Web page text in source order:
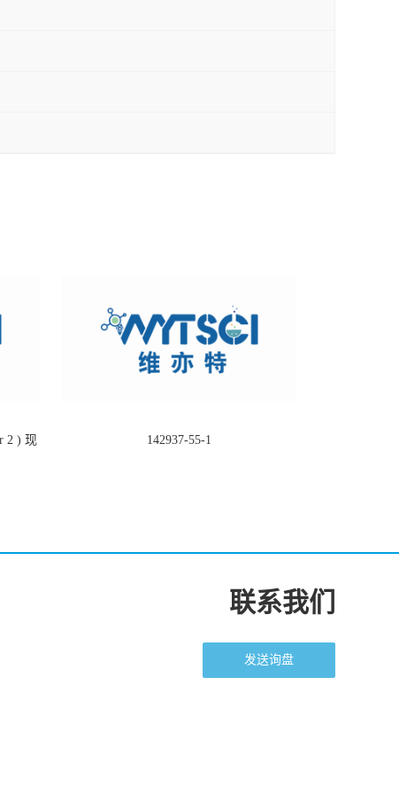
2 ) 现
142937-55-1
联系我们
发送询盘